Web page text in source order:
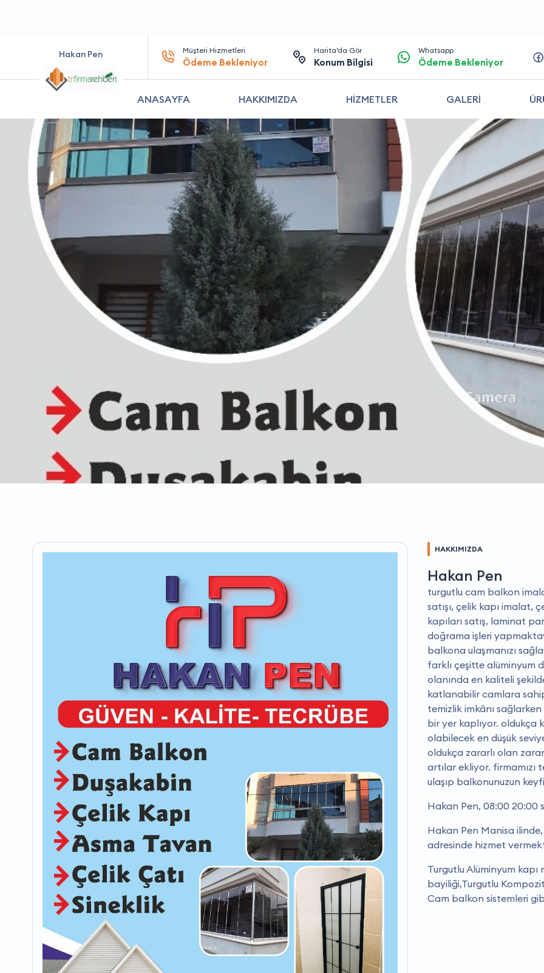
Hakan Pen Müşteri Hizmetleri
Ödeme Bekleniyor
Harita’da Gör
Konum Bilgisi
Whatsapp
Ödeme Bekleniyor
ANASAYFA HAKKIMIZDA HİZMETLER GALERİ
HAKKIMIZDA
Hakan Pen
turgutlu cam balkon
satışı, çelik kapı
kapıları satış, laminat
doğrama işleri
balkona ulaşmanızı
farklı çeşitte alüminyum
olanında en kaliteli
katlanabilir camlara
temizlik imkânı
bir yer kaplıyor. oldukça
olabilecek en düşük
oldukça zararlı olan
artılar ekliyor.
ulaşıp balkonunuzun
Hakan Pen, 08:00 20:00
Hakan Pen Manisa
adresinde hizmet
Turgutlu Alüminyum
bayiliği,Turgutlu
Cam balkon sistemleri